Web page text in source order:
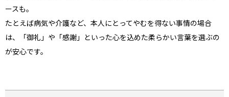
ースも。
たとえば病気や介護など、本人にとってやむを得ない事情の場合
は、「御礼」や「感謝」といった心を込めた柔らかい言葉を選ぶの
が安心です。